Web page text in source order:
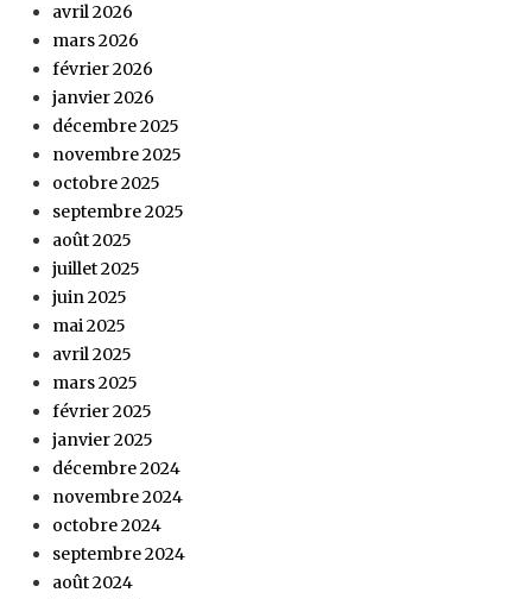
avril 2026
mars 2026
février 2026
janvier 2026
décembre 2025
novembre 2025
octobre 2025
septembre 2025
août 2025
juillet 2025
juin 2025
mai 2025
avril 2025
mars 2025
février 2025
janvier 2025
décembre 2024
novembre 2024
octobre 2024
septembre 2024
août 2024